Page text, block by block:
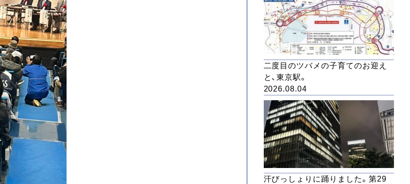
二度目のツバメの子育てのお迎え
と、東京駅。
2026.08.04
汗びっしょりに踊りました。第29